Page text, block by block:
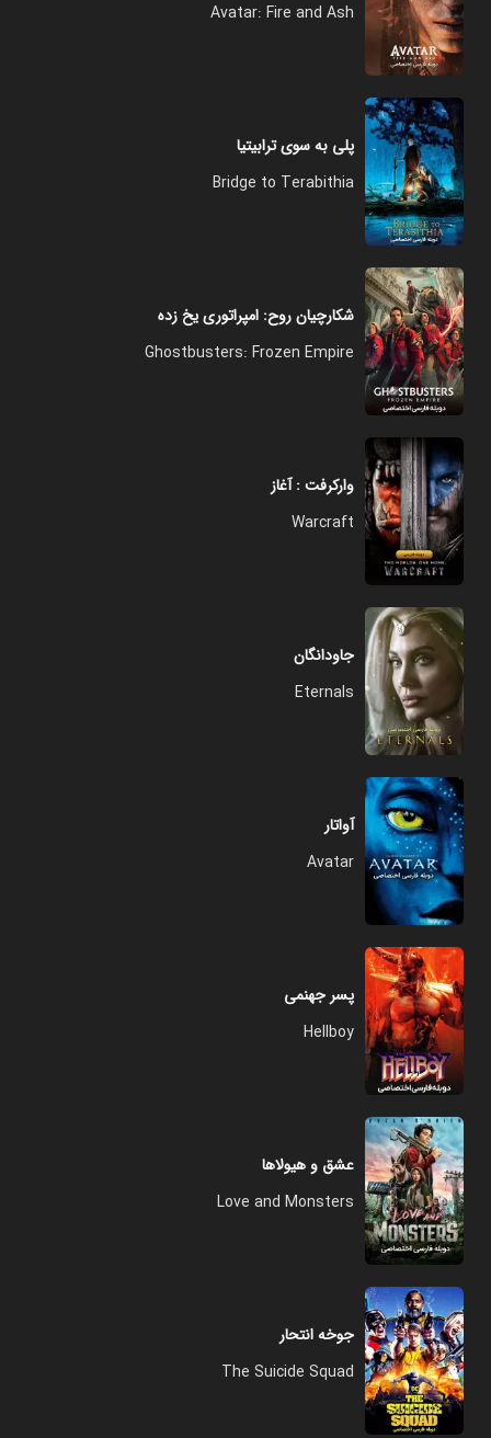
Avatar: Fire and Ash
پلی به سوی ترابیتیا
Bridge to Terabithia
شکارچیان روح: امپراتوری یخ زده
Ghostbusters: Frozen Empire
وارکرفت : آغاز
Warcraft
جاودانگان
Eternals
آواتار
Avatar
پسر جهنمی
Hellboy
عشق و هیولاها
Love and Monsters
جوخه انتحار
The Suicide Squad